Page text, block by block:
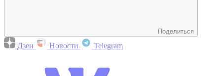
Поделиться
Дзен Новости Telegram